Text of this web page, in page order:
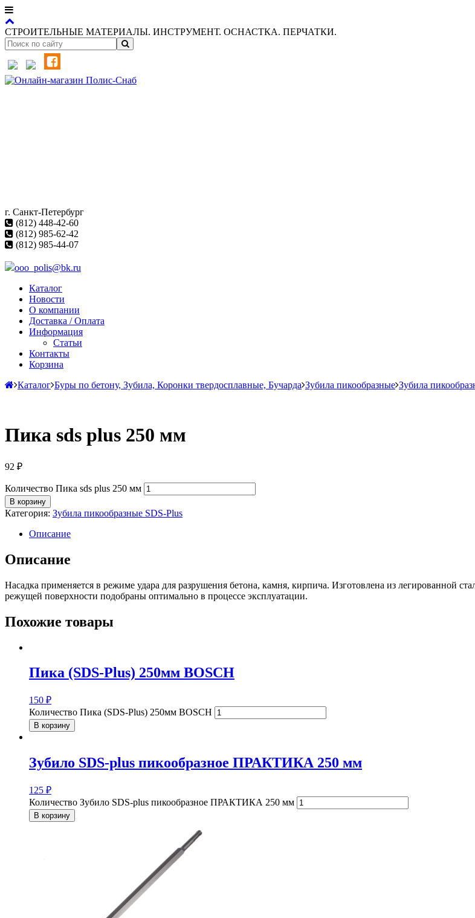
СТРОИТЕЛЬНЫЕ МАТЕРИАЛЫ. ИНСТРУМЕНТ. ОСНАСТКА. ПЕРЧАТКИ.
г. Санкт-Петербург
(812) 448-42-60
(812) 985-62-42
(812) 985-44-07
ooo_polis@bk.ru
Каталог
Новости
О компании
Доставка / Оплата
Информация
Статьи
Контакты
Корзина
Каталог Буры по бетону, Зубила, Коронки твердосплавные, Бучарда Зубила пикообразные Зубила
Пика sds plus 250 мм
92 ₽
Количество Пика sds plus 250 мм
В корзину
Категория: Зубила пикообразные SDS-Plus
Описание
Описание
Насадка применяется в режиме удара для разрушения бетона, камня, кирпича. Изготовлена из легированной
режущей поверхности подобраны оптимально в процессе эксплуатации.
Похожие товары
Пика (SDS-Plus) 250мм BOSCH
150 ₽
Количество Пика (SDS-Plus) 250мм BOSCH
В корзину
Зубило SDS-plus пикообразное ПРАКТИКА 250 мм
125 ₽
Количество Зубило SDS-plus пикообразное ПРАКТИКА 250 мм
В корзину